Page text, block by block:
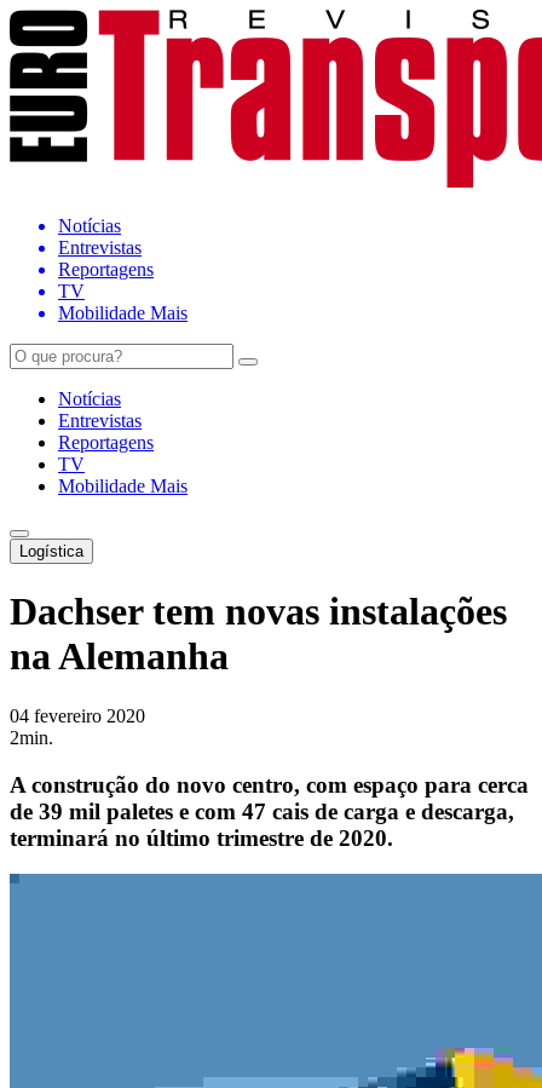
Notícias
Entrevistas
Reportagens
TV
Mobilidade Mais
Notícias
Entrevistas
Reportagens
TV
Mobilidade Mais
Logística
Dachser tem novas instalações
na Alemanha
04 fevereiro 2020
2min.
A construção do novo centro, com espaço para cerca
de 39 mil paletes e com 47 cais de carga e descarga,
terminará no último trimestre de 2020.